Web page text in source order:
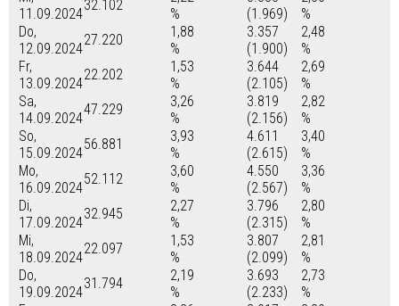
11.09.2024
32.102
%
(1.969)
%
Do,
12.09.2024
27.220
1,88
%
3.357
(1.900)
2,48
%
Fr,
13.09.2024
22.202
1,53
%
3.644
(2.105)
2,69
%
Sa,
14.09.2024
47.229
3,26
%
3.819
(2.156)
2,82
%
So,
15.09.2024
56.881
3,93
%
4.611
(2.615)
3,40
%
Mo,
16.09.2024
52.112
3,60
%
4.550
(2.567)
3,36
%
Di,
17.09.2024
32.945
2,27
%
3.796
(2.315)
2,80
%
Mi,
18.09.2024
22.097
1,53
%
3.807
(2.099)
2,81
%
Do,
19.09.2024
31.794
2,19
%
3.693
(2.233)
2,73
%